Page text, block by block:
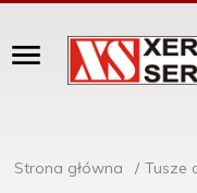
Strona główna Tusze